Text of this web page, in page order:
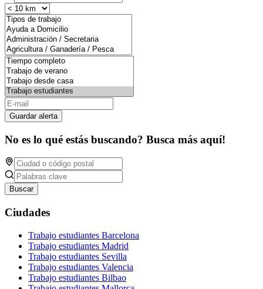
Guardar alerta
No es lo qué estás buscando? Busca más aquí!
Buscar
Ciudades
Trabajo estudiantes Barcelona
Trabajo estudiantes Madrid
Trabajo estudiantes Sevilla
Trabajo estudiantes Valencia
Trabajo estudiantes Bilbao